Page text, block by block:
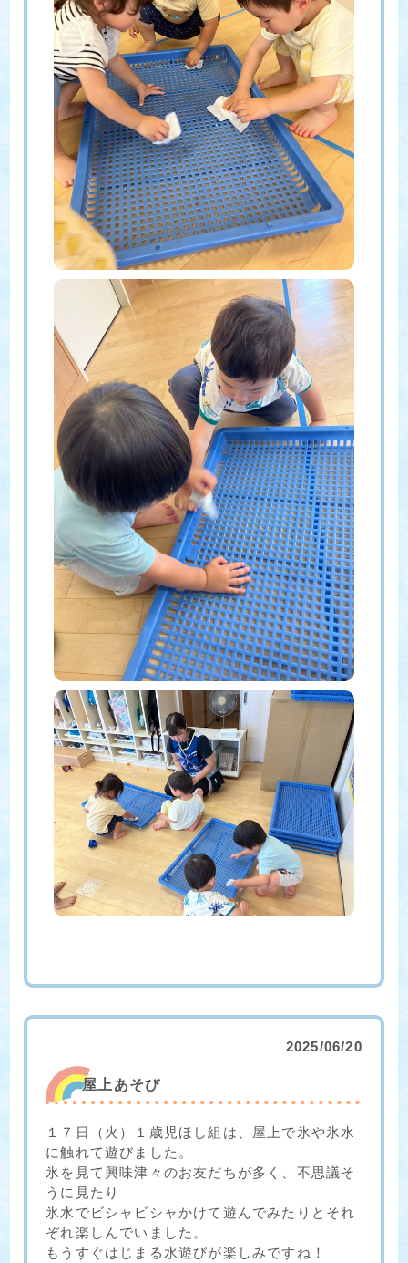
2025/06/20
屋上あそび
１７日（火）１歳児ほし組は、屋上で氷や氷水
に触れて遊びました。
氷を見て興味津々のお友だちが多く、不思議そ
うに見たり
氷水でビシャビシャかけて遊んでみたりとそれ
ぞれ楽しんでいました。
もうすぐはじまる水遊びが楽しみですね！